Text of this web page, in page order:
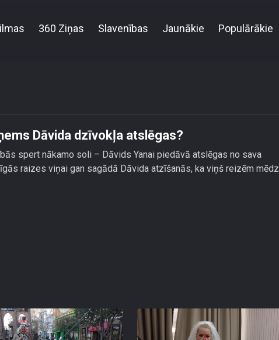
360 Ziņas Slavenības Jaunākie Populārākie
Dāvida dzīvokļa atslēgas?
spert nākamo soli – Dāvids Yanai piedāvā atslēgas no sava
raizes viņai gan sagādā Dāvida atzīšanās, ka viņš reizēm mēdz